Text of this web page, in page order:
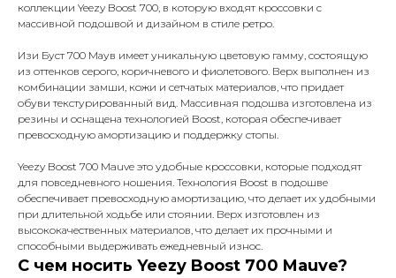
коллекции Yeezy Boost 700, в которую входят кроссовки с
массивной подошвой и дизайном в стиле ретро.
Изи Буст 700 Маув имеет уникальную цветовую гамму, состоящую
из оттенков серого, коричневого и фиолетового. Верх выполнен из
комбинации замши, кожи и сетчатых материалов, что придает
обуви текстурированный вид. Массивная подошва изготовлена из
резины и оснащена технологией Boost, которая обеспечивает
превосходную амортизацию и поддержку стопы.
Yeezy Boost 700 Mauve это удобные кроссовки, которые подходят
для повседневного ношения. Технология Boost в подошве
обеспечивает превосходную амортизацию, что делает их удобными
при длительной ходьбе или стоянии. Верх изготовлен из
высококачественных материалов, что делает их прочными и
способными выдерживать ежедневный износ.
С чем носить Yeezy Boost 700 Mauve?